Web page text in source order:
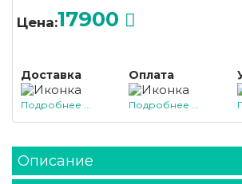
Цена:17900
Доставка
Подробнее ...
Оплата
Подробнее ...
Описание